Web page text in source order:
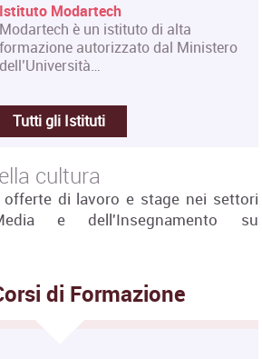
Istituto Modartech
Modartech è un istituto di alta
formazione autorizzato dal Ministero
dell’Università…
Tutti gli Istituti
cultura
di lavoro e stage nei settori
e dell'Insegnamento su
di Formazione